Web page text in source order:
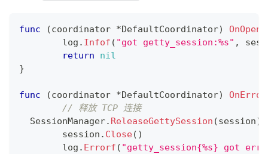
func (coordinator *DefaultCoordinator) OnOpen
	log
. Infof ( "got getty_session:%s" ,
return
nil
}
func (coordinator *DefaultCoordinator) OnError
// 释放 TCP 连接
  SessionManager
. ReleaseGettySession (session)
	session
. Close( )
	log
. Errorf ( "getty_session{%s} got